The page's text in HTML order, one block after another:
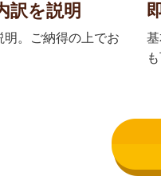
訳を説明
。ご納得の上でお